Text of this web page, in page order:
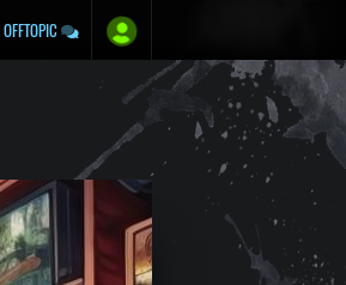
OFFTOPIC